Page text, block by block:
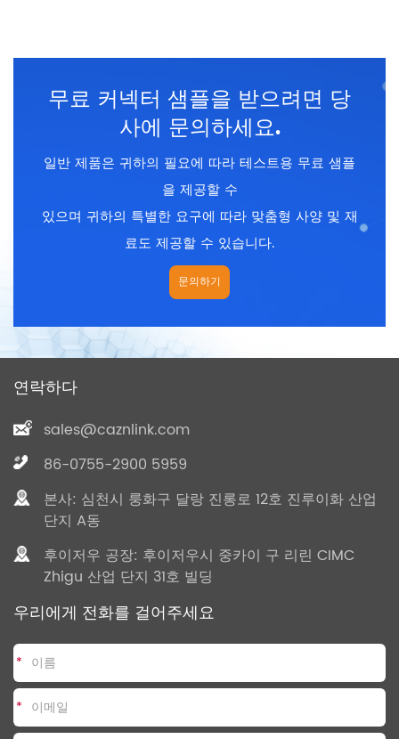
케이블 길이 : 1m/2m/5m
(사용자 정의 가능)
인증 : CE, ROHS, UL
표준 : IEC 61076-2-101
차폐
케이블 길이 : 1m/2m/5m
(사용자 정의 가능)
인증 : CE, ROHS, UL
표준 : IEC 61076-2-101
무료 커넥터 샘플을 받으려면 당
사에 문의하세요.
일반 제품은 귀하의 필요에 따라 테스트용 무료 샘플
을 제공할 수
있으며 귀하의 특별한 요구에 따라 맞춤형 사양 및 재
료도 제공할 수 있습니다.
문의하기
연락하다
sales@caznlink.com
86-0755-2900 5959
본사: 심천시 룽화구 달랑 진롱로 12호 진루이화 산업
단지 A동
후이저우 공장: 후이저우시 중카이 구 리린 CIMC
Zhigu 산업 단지 31호 빌딩
우리에게 전화를 걸어주세요
*
*